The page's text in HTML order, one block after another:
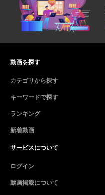
動画を探す
カテゴリから探す
キーワードで探す
ランキング
新着動画
サービスについて
ログイン
動画掲載について